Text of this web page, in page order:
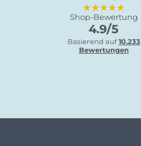
★★★★★
Shop-Bewertung
4.9/5
Basierend auf 10.233
Bewertungen